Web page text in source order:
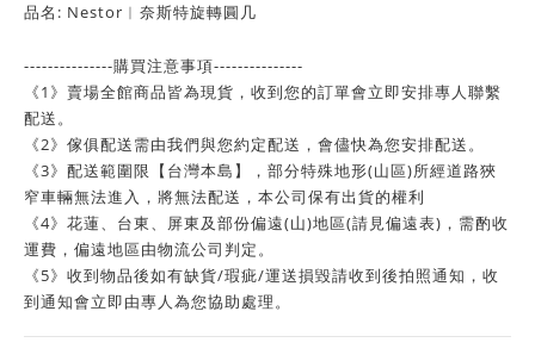
品名: Nestor︱奈斯特旋轉圓几
---------------購買注意事項---------------
《1》賣場全館商品皆為現貨，收到您的訂單會立即安排專人聯繫
配送。
《2》傢俱配送需由我們與您約定配送，會儘快為您安排配送。
《3》配送範圍限【台灣本島】，部分特殊地形(山區)所經道路狹
窄車輛無法進入，將無法配送，本公司保有出貨的權利
《4》花蓮、台東、屏東及部份偏遠(山)地區(請見偏遠表)，需酌收
運費，偏遠地區由物流公司判定。
《5》收到物品後如有缺貨/瑕疵/運送損毀請收到後拍照通知，收
到通知會立即由專人為您協助處理。